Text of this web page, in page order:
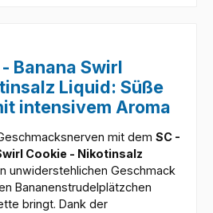
Banana Swirl
Liquid: Süße
intensivem Aroma
mit dem SC -
Cookie - Nikotinsalz
unwiderstehlichen Geschmack
Bananenstrudelplätzchen
bringt. Dank der